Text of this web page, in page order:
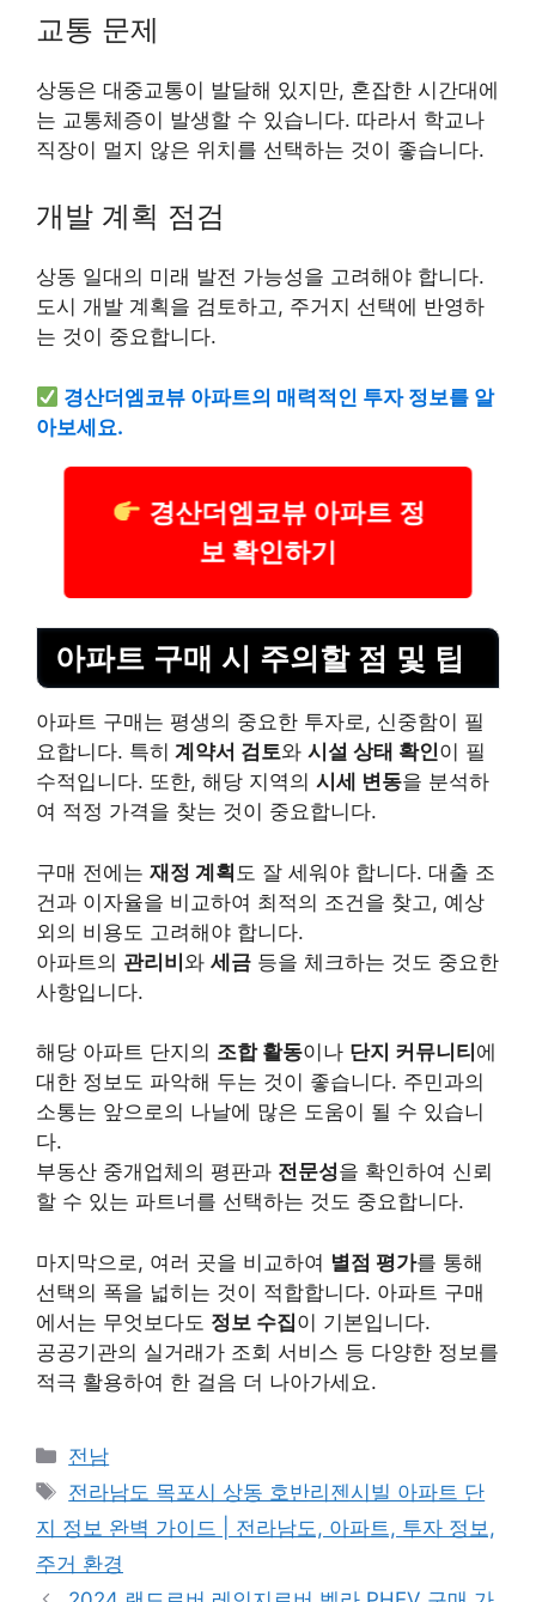
교통 문제
상동은 대중교통이 발달해 있지만, 혼잡한 시간대에
는 교통체증이 발생할 수 있습니다. 따라서 학교나
직장이 멀지 않은 위치를 선택하는 것이 좋습니다.
개발 계획 점검
상동 일대의 미래 발전 가능성을 고려해야 합니다.
도시 개발 계획을 검토하고, 주거지 선택에 반영하
는 것이 중요합니다.
경산더엠코뷰 아파트의 매력적인 투자 정보를 알
아보세요.
경산더엠코뷰 아파트 정
보 확인하기
아파트 구매 시 주의할 점 및 팁
아파트 구매는 평생의 중요한 투자로, 신중함이 필
요합니다. 특히 계약서 검토와 시설 상태 확인이 필
수적입니다. 또한, 해당 지역의 시세 변동을 분석하
여 적정 가격을 찾는 것이 중요합니다.
구매 전에는 재정 계획 도 잘 세워야 합니다. 대출 조
건과 이자율을 비교하여 최적의 조건을 찾고, 예상
외의 비용도 고려해야 합니다.
아파트의 관리비와 세금 등을 체크하는 것도 중요한
사항입니다.
해당 아파트 단지의 조합 활동이나 단지 커뮤니티 에
대한 정보도 파악해 두는 것이 좋습니다. 주민과의
소통는 앞으로의 나날에 많은 도움이 될 수 있습니
다.
부동산 중개업체의 평판과 전문성을 확인하여 신뢰
할 수 있는 파트너를 선택하는 것도 중요합니다.
마지막으로, 여러 곳을 비교하여 별점 평가를 통해
선택의 폭을 넓히는 것이 적합합니다. 아파트 구매
에서는 무엇보다도 정보 수집이 기본입니다.
공공기관의 실거래가 조회 서비스 등 다양한 정보를
적극 활용하여 한 걸음 더 나아가세요.
Categories
전남
Tags
전라남도 목포시 상동 호반리젠시빌 아파트 단
지 정보 완벽 가이드 | 전라남도, 아파트, 투자 정보,
주거 환경